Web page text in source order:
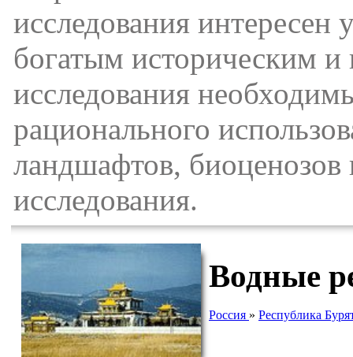
исследования
богатым историческим
исследования
рационального
ландшафтов, биоценозов
исследования.
Водные
Россия » Республика